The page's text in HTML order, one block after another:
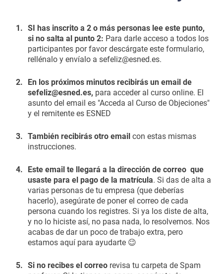
1. SI has inscrito a 2 o más personas lee este punto,
si no salta al punto 2: Para darle acceso a todos los
participantes por favordescárgate este formulario,
rellénalo y envíalo a sefeliz@esned.es.
2.
​​En los próximos minutos recibirás un email de
sefeliz@esned.es, para acceder al curso online. El
asunto del email es "Acceda al Curso de Objeciones"
y el remitente es ESNED
3. ​​​También recibirás otro emailcon estas mismas
instrucciones.
4.
Este email te llegará a la dirección de correo que
usaste para el pago de la matrícula. Si das de alta a
varias personas de tu empresa (que deberías
hacerlo), asegúrate de poner el correo de cada
persona cuando los registres. Si ya los diste de alta,
y no lo hiciste así, no pasa nada, lo resolvemos. Nos
acabas de dar un poco de trabajo extra, pero
estamos aquí para ayudarte 😉
5. Si no recibes el correorevisa tu carpeta de Spam